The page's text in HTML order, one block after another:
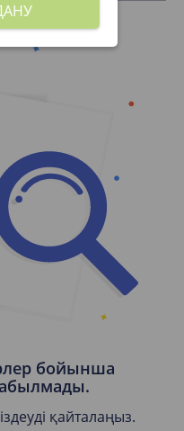
бойынша
қайталаңыз.